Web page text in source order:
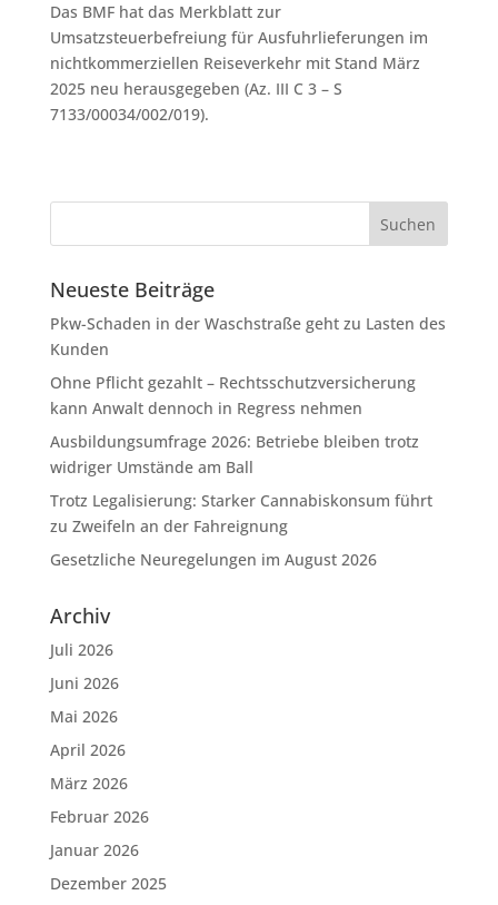
Das BMF hat das Merkblatt zur
Umsatzsteuerbefreiung für Ausfuhrlieferungen im
nichtkommerziellen Reiseverkehr mit Stand März
2025 neu herausgegeben (Az. III C 3 – S
7133/00034/002/019).
Neueste Beiträge
Pkw-Schaden in der Waschstraße geht zu Lasten des
Kunden
Ohne Pflicht gezahlt – Rechtsschutzversicherung
kann Anwalt dennoch in Regress nehmen
Ausbildungsumfrage 2026: Betriebe bleiben trotz
widriger Umstände am Ball
Trotz Legalisierung: Starker Cannabiskonsum führt
zu Zweifeln an der Fahreignung
Gesetzliche Neuregelungen im August 2026
Archiv
Juli 2026
Juni 2026
Mai 2026
April 2026
März 2026
Februar 2026
Januar 2026
Dezember 2025